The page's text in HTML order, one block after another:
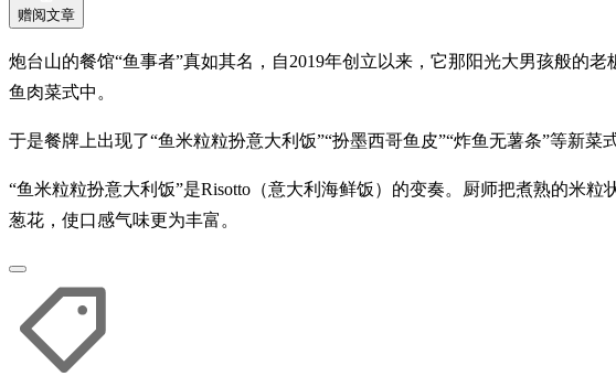
赠阅文章
炮台山的餐馆“鱼事者”真如其名，自2019年创立以来，它那阳光大男孩般的
鱼肉菜式中。
于是餐牌上出现了“鱼米粒粒扮意大利饭”“扮墨西哥鱼皮”“炸鱼无薯条”等新
“鱼米粒粒扮意大利饭”是Risotto（意大利海鲜饭）的变奏。厨师把煮熟的米
葱花，使口感气味更为丰富。